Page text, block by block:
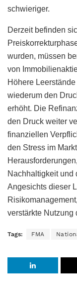
schwieriger.
Derzeit befinden
wurden, müssen
von
Höhere
wiederum den
erhöht. Die
den Druck weiter
finanziellen
den Stress im
Nachhaltigkeit und
Angesichts dieser
verstärkte Nutzung
Tags: FMA